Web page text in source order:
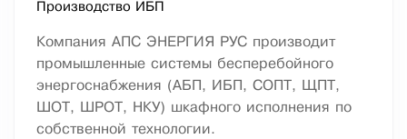
Производство ИБП
Компания АПС ЭНЕРГИЯ РУС производит
промышленные системы бесперебойного
энергоснабжения (АБП, ИБП, СОПТ, ЩПТ,
ШОТ, ШРОТ, НКУ) шкафного исполнения по
собственной технологии.